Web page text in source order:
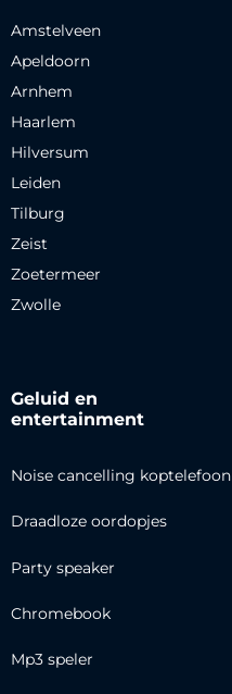
Amstelveen
Apeldoorn
Arnhem
Haarlem
Hilversum
Leiden
Tilburg
Zeist
Zoetermeer
Zwolle
Geluid en
entertainment
Noise cancelling koptelefoon
Draadloze oordopjes
Party speaker
Chromebook
Mp3 speler